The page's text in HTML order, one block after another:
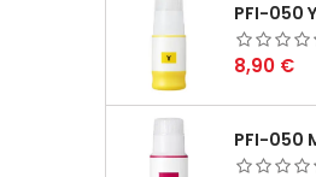
Preço
8,90 €